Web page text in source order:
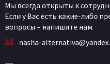
Мы всегда открыты к
Если у Вас есть какие-либо
вопросы – напишите нам.
nasha-